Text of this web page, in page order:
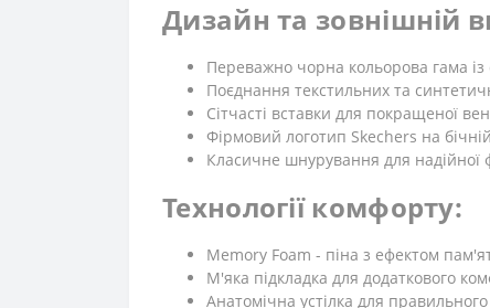
Дизайн та зовнішній
Переважно чорна кольорова гама
Поєднання текстильних та
Сітчасті вставки для покращеної
Фірмовий логотип Skechers на
Класичне шнурування для надійної
Технології комфорту:
Memory Foam - піна з ефектом
М'яка підкладка для додаткового
Анатомічна устілка для